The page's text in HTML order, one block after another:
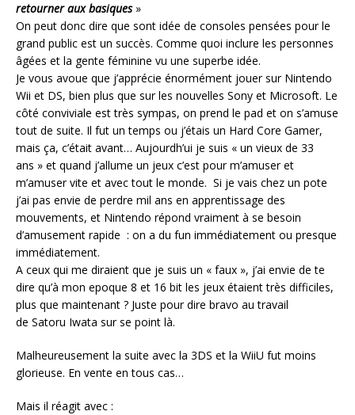
retourner aux basiques»
On peut donc dire que sont idée de consoles pensées pour le
grand public est un succès. Comme quoi inclure les personnes
âgées et la gente féminine vu une superbe idée.
Je vous avoue que j’apprécie énormément jouer sur Nintendo
Wii et DS, bien plus que sur les nouvelles Sony et Microsoft. Le
côté conviviale est très sympas, on prend le pad et on s’amuse
tout de suite. Il fut un temps ou j’étais un Hard Core Gamer,
mais ça, c’était avant… Aujourdh’ui je suis « un vieux de 33
ans » et quand j’allume un jeux c’est pour m’amuser et
m’amuser vite et avec tout le monde. Si je vais chez un pote
j’ai pas envie de perdre mil ans en apprentissage des
mouvements, et Nintendo répond vraiment à se besoin
d’amusement rapide : on a du fun immédiatement ou presque
immédiatement.
A ceux qui me diraient que je suis un « faux », j’ai envie de te
dire qu’à mon epoque 8 et 16 bit les jeux étaient très difficiles,
plus que maintenant ? Juste pour dire bravo au travail
de Satoru Iwata sur se point là.
Malheureusement la suite avec la 3DS et la WiiU fut moins
glorieuse. En vente en tous cas…
Mais il réagit avec :